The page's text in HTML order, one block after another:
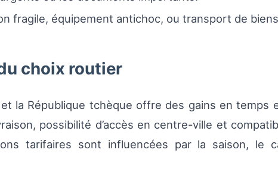
fragile, équipement antichoc, ou transport de
choix routier
la République tchèque offre des gains en
possibilité d’accès en centre-ville et
tarifaires sont influencées par la saison, le